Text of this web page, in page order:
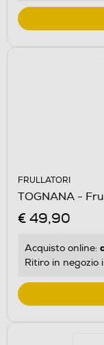
FRULLATORI
TOGNANA -
€ 49,90
Acquisto online:
Ritiro in